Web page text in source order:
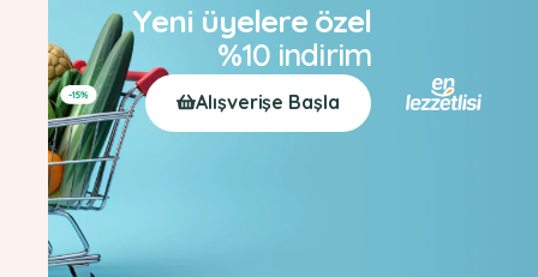
Yeni üyelere özel
%10 indirim
Alışverişe Başla